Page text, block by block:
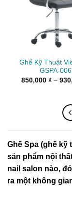
Ghế Kỹ Thuật
GSPA-006
850,000 ₫ –
Ghế Spa (ghế kỹ
sản phẩm nội
nail salon nào,
ra một không
khách hàng lẫn
khách hàng thư